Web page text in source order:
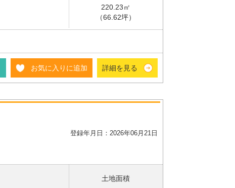
220.23㎡
（66.62坪）
お気に入りに追加 詳細を見る
登録年月日：2026年06月21日
土地面積